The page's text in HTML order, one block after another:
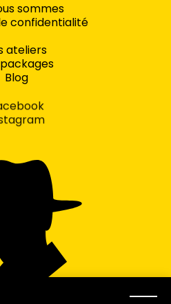
sommes
confidentialité
ateliers
Blog